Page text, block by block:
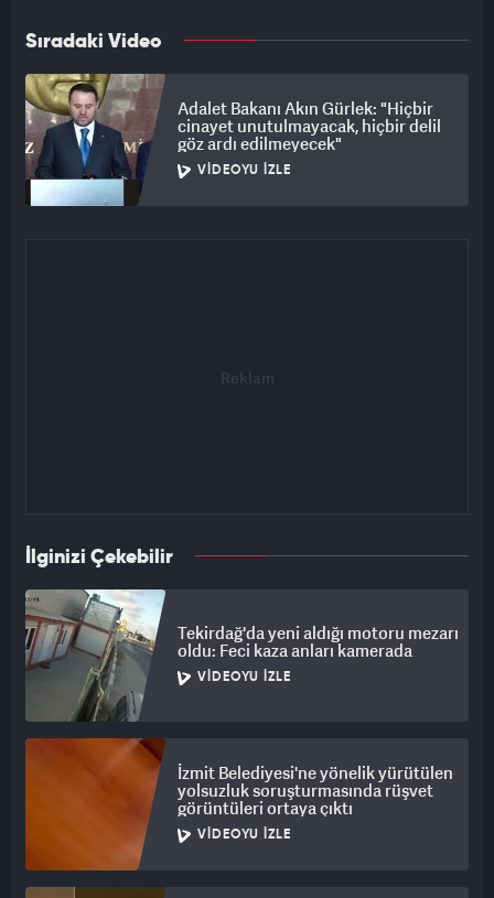
Sıradaki Video
Adalet Bakanı Akın Gürlek: "Hiçbir
cinayet unutulmayacak, hiçbir delil
göz ardı edilmeyecek"
VIDEOYU İZLE
İlginizi Çekebilir
Tekirdağ'da yeni aldığı motoru mezarı
oldu: Feci kaza anları kamerada
VIDEOYU İZLE
İzmit Belediyesi'ne yönelik yürütülen
yolsuzluk soruşturmasında rüşvet
görüntüleri ortaya çıktı
VIDEOYU İZLE